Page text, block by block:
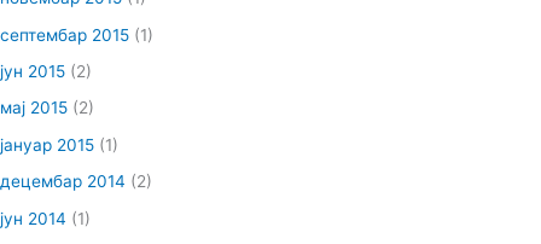
септембар 2015 (1)
јун 2015 (2)
мај 2015 (2)
јануар 2015 (1)
децембар 2014 (2)
јун 2014 (1)